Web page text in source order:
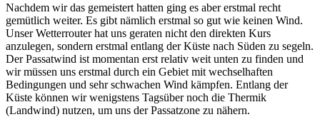
Nachdem wir das gemeistert hatten ging es aber erstmal recht
gemütlich weiter. Es gibt nämlich erstmal so gut wie keinen Wind.
Unser Wetterrouter hat uns geraten nicht den direkten Kurs
anzulegen, sondern erstmal entlang der Küste nach Süden zu segeln.
Der Passatwind ist momentan erst relativ weit unten zu finden und
wir müssen uns erstmal durch ein Gebiet mit wechselhaften
Bedingungen und sehr schwachen Wind kämpfen. Entlang der
Küste können wir wenigstens Tagsüber noch die Thermik
(Landwind) nutzen, um uns der Passatzone zu nähern.